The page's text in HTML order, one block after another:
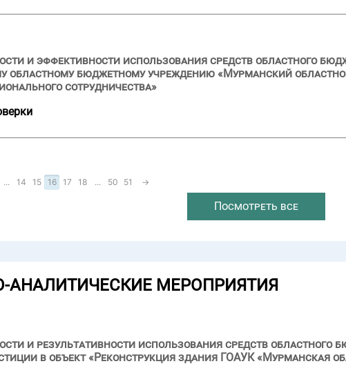
и эффективности использования средств областного
областному бюджетному учреждению «Мурманский
сотрудничества»
... 14 15 16 17 18 ... 50 51 →
Посмотреть все
АНАЛИТИЧЕСКИЕ МЕРОПРИЯТИЯ
и результативности использования средств областного
в объект «Реконструкция здания ГОАУК «Мурманская